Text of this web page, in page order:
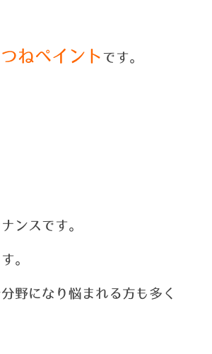
ねペイント です。
ンスです。
。
野になり悩まれる方も多く